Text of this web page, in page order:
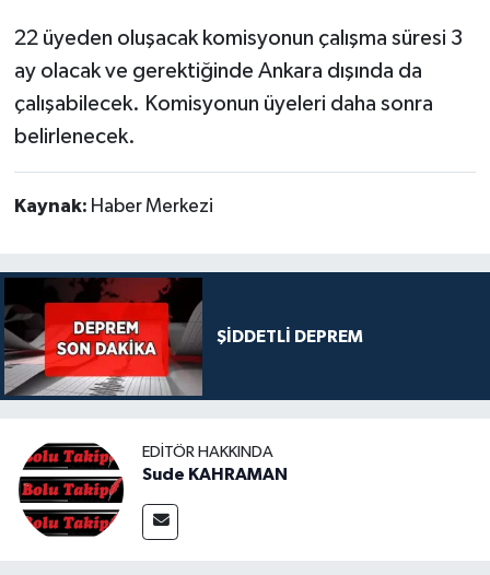
22 üyeden oluşacak komisyonun çalışma süresi 3
ay olacak ve gerektiğinde Ankara dışında da
çalışabilecek. Komisyonun üyeleri daha sonra
belirlenecek.
Kaynak: Haber Merkezi
ŞİDDETLİ DEPREM
EDITÖR HAKKINDA
Sude KAHRAMAN